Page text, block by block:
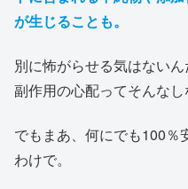
が生じることも。
別に怖がらせる気はない
副作用の心配ってそんなし
でもまあ、何にでも100％
わけで。